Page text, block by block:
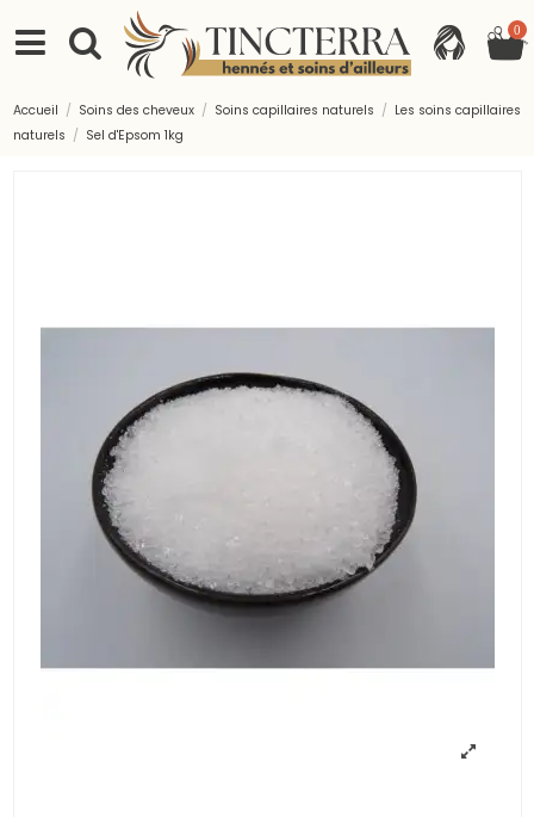
0
Accueil Soins des cheveux Soins capillaires naturels
Les soins capillaires
naturels
Sel d'Epsom 1kg